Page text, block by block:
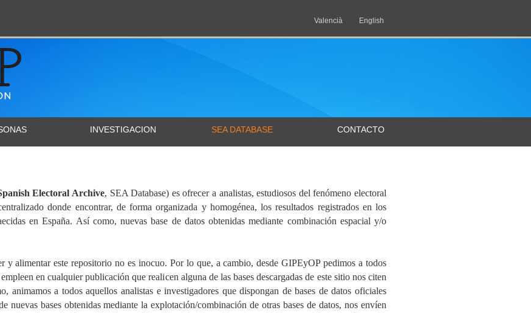
Valencià English
INVESTIGACION SEA DATABASE CONTACTO
Electoral Archive, SEA Database) es ofrecer a analistas, estudiosos del fenómeno electoral
donde encontrar, de forma organizada y homogénea, los resultados registrados en los
en España. Así como, nuevas base de datos obtenidas mediante combinación espacial y/o
y alimentar este repositorio no es inocuo. Por lo que, a cambio, desde GIPEyOP pedimos a todos
en cualquier publicación que realicen alguna de las bases descargadas de este sitio nos citen
animamos a todos aquellos analistas e investigadores que dispongan de bases de datos oficiales
nuevas bases obtenidas mediante la explotación/combinación de otras bases de datos, nos envíen